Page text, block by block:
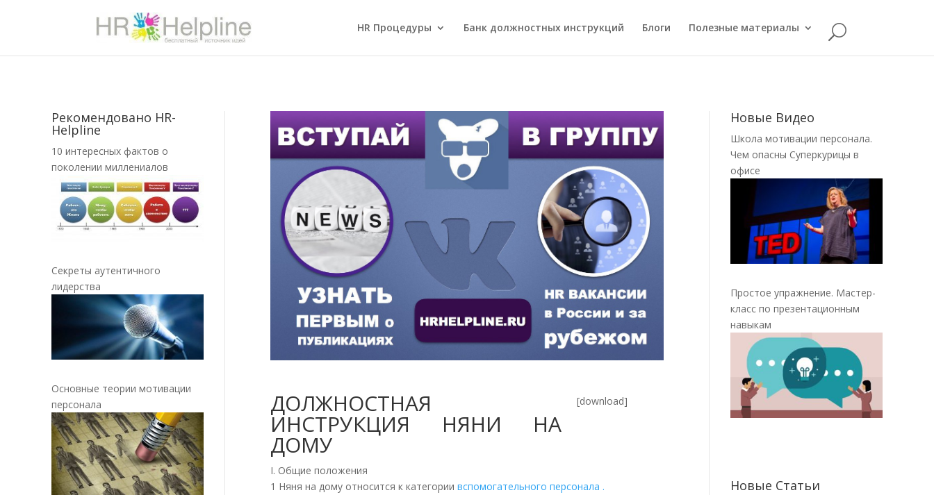
HR Процедуры Банк должностных инструкций Блоги Полезные материалы
Рекомендовано HR-
Helpline
10 интересных фактов о
поколении миллениалов
Секреты аутентичного
лидерства
Основные теории мотивации
персонала
ДОЛЖНОСТНАЯ
ИНСТРУКЦИЯ НЯНИ НА
ДОМУ
[download]
I. Общие положения
1 Няня на дому относится к категориивспомогательного персонала .
Новые Видео
Школа мотивации персонала.
Чем опасны Суперкурицы в
офисе
Простое упражнение. Мастер-
класс по презентационным
навыкам
Новые Статьи